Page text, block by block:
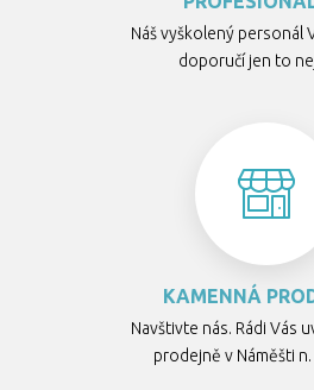
Náš vyškolený personál
doporučí jen to
KAMENNÁ
Navštivte nás. Rádi Vás
prodejně v Náměšti